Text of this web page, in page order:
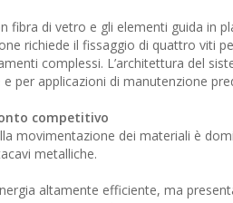
di vetro e gli elementi guida in
richiede il fissaggio di quattro viti
complessi. L’architettura del
per applicazioni di manutenzione
competitivo
movimentazione dei materiali è
metalliche.
altamente efficiente, ma